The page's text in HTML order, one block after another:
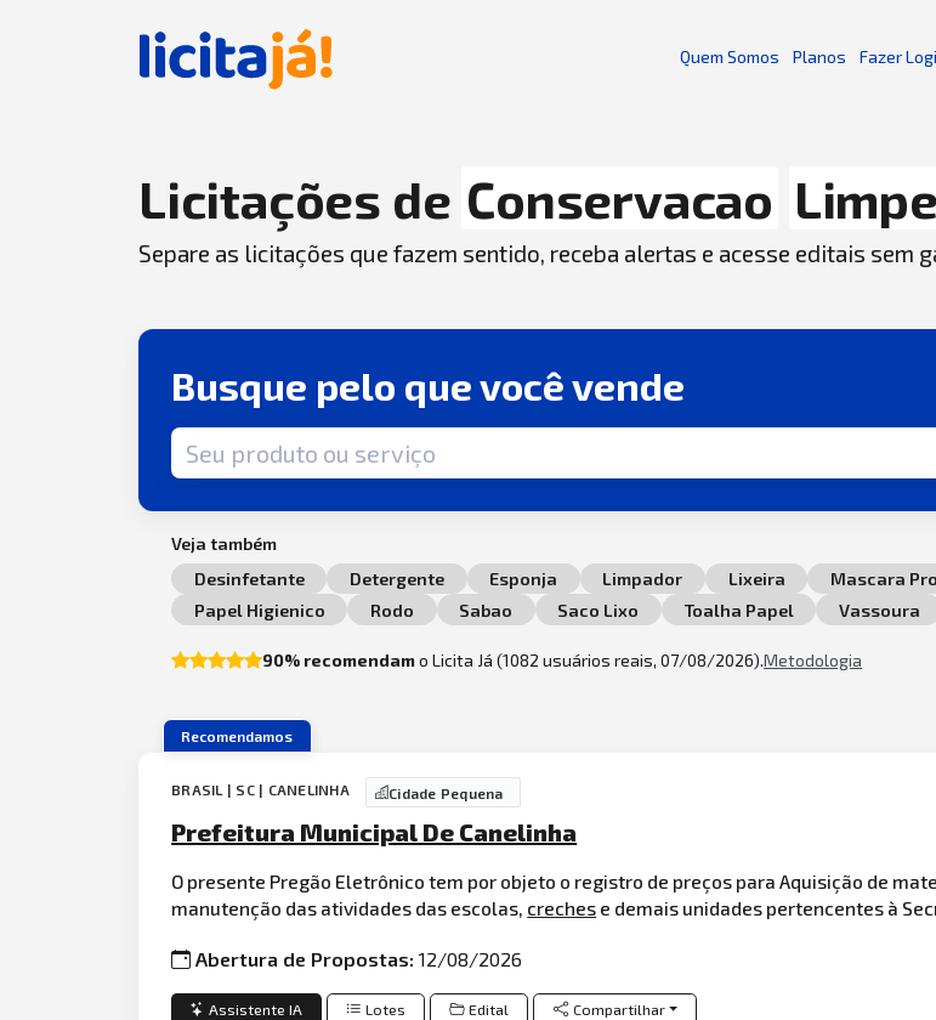
Quem Somos Planos Fazer
Licitações de Conservacao
Separe as licitações que fazem sentido, receba alertas e acesse editais sem
Busque pelo que você vende
Termo de busca
Veja também
Desinfetante
Detergente Esponja Limpador Lixeira Mascara
Papel Higienico
Rodo Sabao Saco Lixo Toalha Papel Vassoura
90% recomendamo Licita Já (1082 usuários reais, 07/08/2026).Metodologia
Recomendamos
BRASIL | SC | CANELINHA Cidade Pequena
Prefeitura Municipal De Canelinha
O presente Pregão Eletrônico tem por objeto o registro de preços para Aquisição de
manutenção das atividades das escolas, creches e demais unidades pertencentes à
Abertura de Propostas:12/08/2026
Assistente IA Lotes Edital Compartilhar